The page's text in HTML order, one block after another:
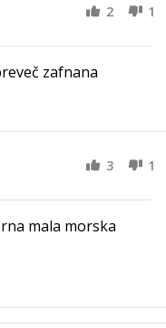
2 1
zafnana
3 1
mala morska